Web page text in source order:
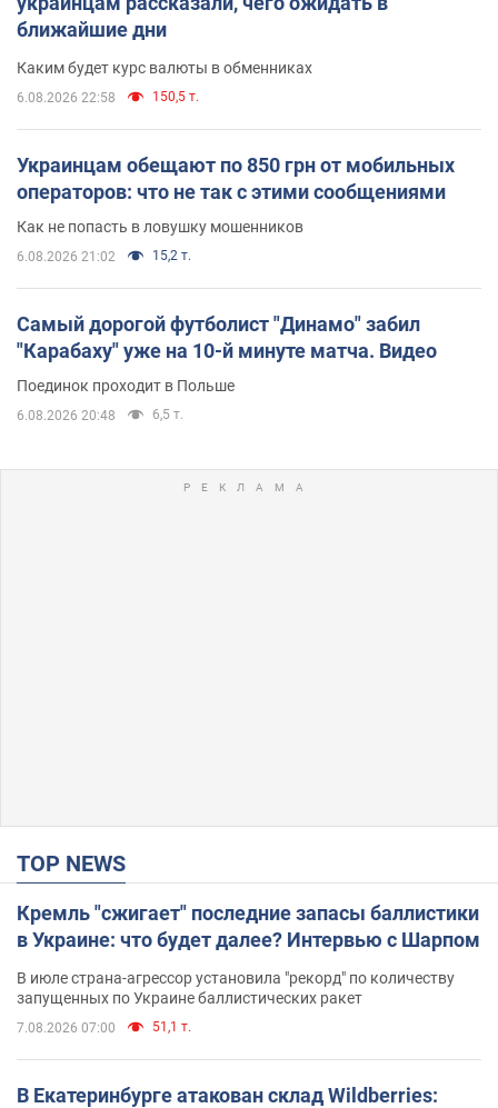
ближайшие дни
Каким будет курс валюты в обменниках
6.08.2026 22:58 150,5 т.
Украинцам обещают по 850 грн от мобильных
операторов: что не так с этими сообщениями
Как не попасть в ловушку мошенников
6.08.2026 21:02 15,2 т.
Самый дорогой футболист "Динамо" забил
"Карабаху" уже на 10-й минуте матча. Видео
Поединок проходит в Польше
6.08.2026 20:48 6,5 т.
TOP NEWS
Кремль "сжигает" последние запасы баллистики
в Украине: что будет далее? Интервью с Шарпом
В июле страна-агрессор установила "рекорд" по количеству
запущенных по Украине баллистических ракет
7.08.2026 07:00 51,1 т.
В Екатеринбурге атакован склад Wildberries: